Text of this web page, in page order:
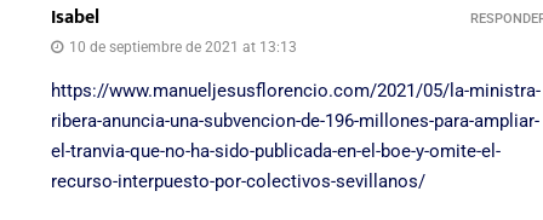
Isabel
10 de septiembre de 2021 at 13:13
https://www.manueljesusflorencio.com/2021/05/la-ministra-
ribera-anuncia-una-subvencion-de-196-millones-para-ampliar-
el-tranvia-que-no-ha-sido-publicada-en-el-boe-y-omite-el-
recurso-interpuesto-por-colectivos-sevillanos/